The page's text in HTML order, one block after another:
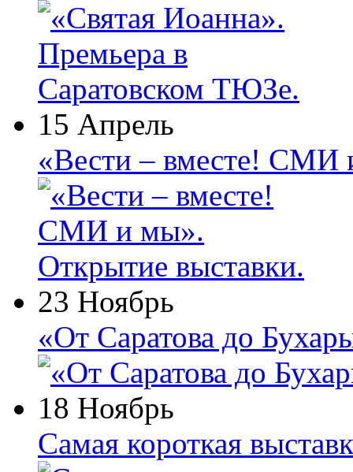
15 Апрель
«Вести – вместе! СМИ
23 Ноябрь
«От Саратова до
18 Ноябрь
Самая короткая